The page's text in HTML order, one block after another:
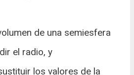
de una semiesfera
el radio, y
los valores de la